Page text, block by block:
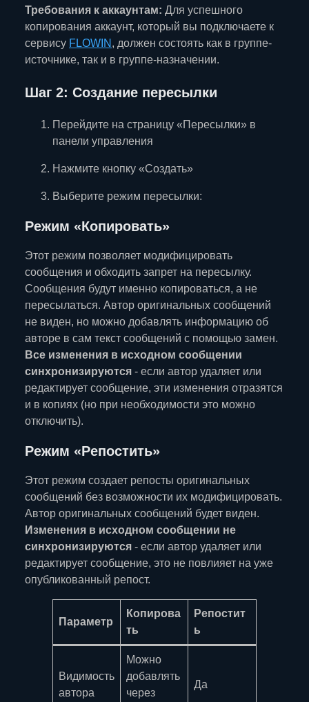
Требования к аккаунтам: Для успешного
копирования аккаунт, который вы подключаете к
сервису FLOWIN , должен состоять как в группе-
источнике, так и в группе-назначении.
Шаг 2: Создание пересылки
Перейдите на страницу «Пересылки» в
панели управления
Нажмите кнопку «Создать»
Выберите режим пересылки:
Режим «Копировать»
Этот режим позволяет модифицировать
сообщения и обходить запрет на пересылку.
Сообщения будут именно копироваться, а не
пересылаться. Автор оригинальных сообщений
не виден, но можно добавлять информацию об
авторе в сам текст сообщений с помощью замен.
Все изменения в исходном сообщении
синхронизируются - если автор удаляет или
редактирует сообщение, эти изменения отразятся
и в копиях (но при необходимости это можно
отключить).
Режим «Репостить»
Этот режим создает репосты оригинальных
сообщений без возможности их модифицировать.
Автор оригинальных сообщений будет виден.
Изменения в исходном сообщении не
синхронизируются - если автор удаляет или
редактирует сообщение, это не повлияет на уже
опубликованный репост.
Параметр
Копирова
ть
Репостит
ь
Видимость
автора
Можно
добавлять
через
Да